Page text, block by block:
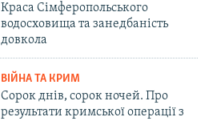
Краса Сімферопольського
водосховища та занедбаність
довкола
ВІЙНА ТА КРИМ
Сорок днів, сорок ночей. Про
результати кримської операції з